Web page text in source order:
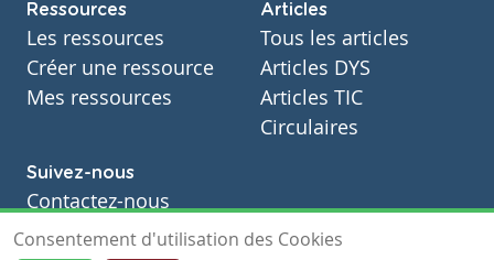
Ressources
Les ressources
Créer une ressource
Mes ressources
Articles
Tous les articles
Articles DYS
Articles TIC
Circulaires
Suivez-nous
Contactez-nous
Soutien scolaire
Consentement d'utilisation des Cookies